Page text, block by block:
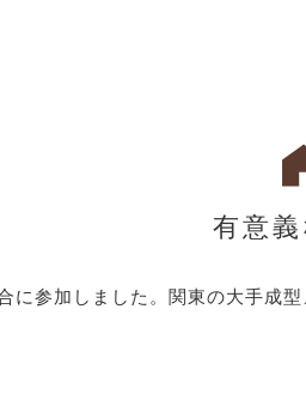
有意
に参加しました。関東の大手成